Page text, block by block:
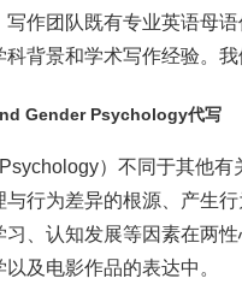
作团队既有专业英语母
背景和学术写作经验。
Gender Psychology代写
）不同于其他
行为差异的根源、产生
、认知发展等因素在两
及电影作品的表达中。